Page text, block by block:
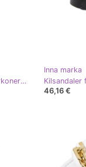
Gröna genombrutna reglage med zirkoner från Irvine
Inna marka
46,16 €